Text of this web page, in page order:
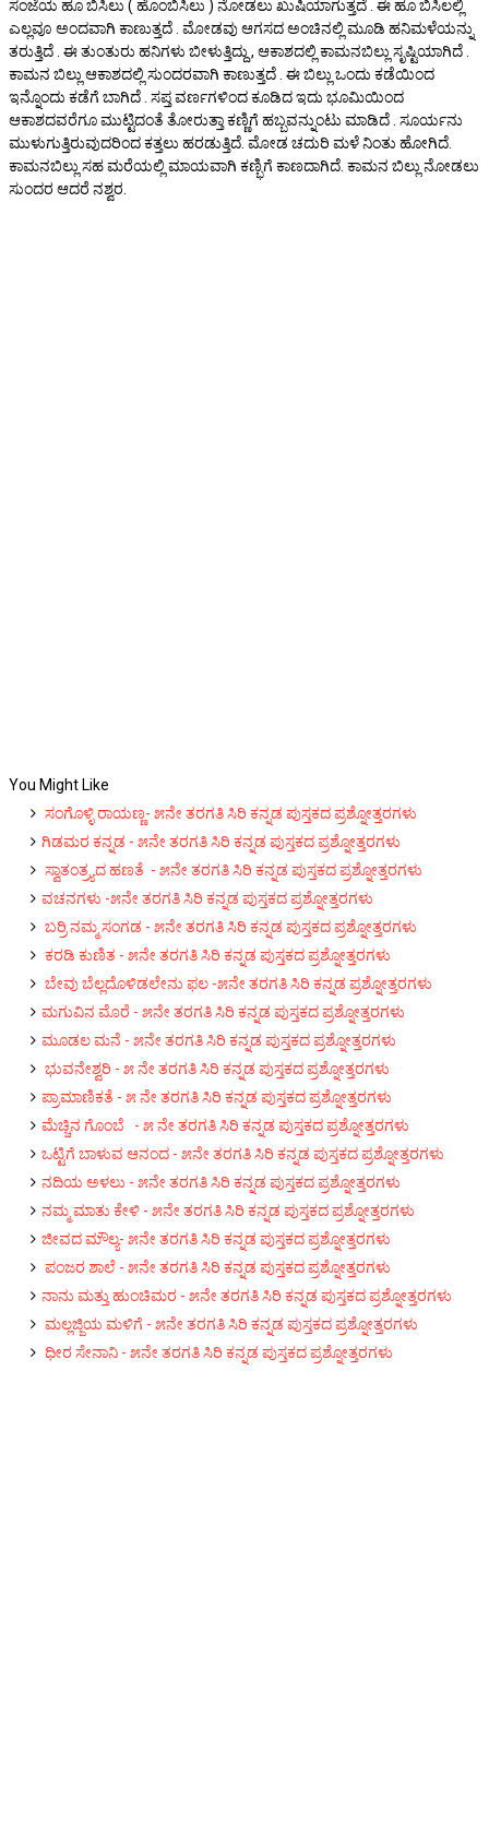
ಸಂಜೆಯ ಹೂ ಬಿಸಿಲು ( ಹೊಂಬಿಸಿಲು ) ನೋಡಲು ಖುಷಿಯಾಗುತ್ತದೆ . ಈ ಹೂ ಬಿಸಿಲಲ್ಲಿ
ಎಲ್ಲವೂ ಅಂದವಾಗಿ ಕಾಣುತ್ತದೆ . ಮೋಡವು ಆಗಸದ ಅಂಚಿನಲ್ಲಿ ಮೂಡಿ ಹನಿಮಳೆಯನ್ನು
ತರುತ್ತಿದೆ . ಈ ತುಂತುರು ಹನಿಗಳು ಬೀಳುತ್ತಿದ್ದು , ಆಕಾಶದಲ್ಲಿ ಕಾಮನಬಿಲ್ಲು ಸೃಷ್ಟಿಯಾಗಿದೆ .
ಕಾಮನ ಬಿಲ್ಲು ಆಕಾಶದಲ್ಲಿ ಸುಂದರವಾಗಿ ಕಾಣುತ್ತದೆ . ಈ ಬಿಲ್ಲು ಒಂದು ಕಡೆಯಿಂದ
ಇನ್ನೊಂದು ಕಡೆಗೆ ಬಾಗಿದೆ . ಸಪ್ತ ವರ್ಣಗಳಿಂದ ಕೂಡಿದ ಇದು ಭೂಮಿಯಿಂದ
ಆಕಾಶದವರೆಗೂ ಮುಟ್ಟಿದಂತೆ ತೋರುತ್ತಾ ಕಣ್ಣಿಗೆ ಹಬ್ಬವನ್ನುಂಟು ಮಾಡಿದೆ . ಸೂರ್ಯನು
ಮುಳುಗುತ್ತಿರುವುದರಿಂದ ಕತ್ತಲು ಹರಡುತ್ತಿದೆ. ಮೋಡ ಚದುರಿ ಮಳೆ ನಿಂತು ಹೋಗಿದೆ.
ಕಾಮನಬಿಲ್ಲು ಸಹ ಮರೆಯಲ್ಲಿ ಮಾಯವಾಗಿ ಕಣ್ಭಿಗೆ ಕಾಣದಾಗಿದೆ. ಕಾಮನ ಬಿಲ್ಲು ನೋಡಲು
ಸುಂದರ ಆದರೆ ನಶ್ವರ.
You Might Like
ಸಂಗೊಳ್ಳಿ ರಾಯಣ್ಣ- ೫ನೇ ತರಗತಿ ಸಿರಿ ಕನ್ನಡ ಪುಸ್ತಕದ ಪ್ರಶ್ನೋತ್ತರಗಳು
ಗಿಡಮರ ಕನ್ನಡ‌ - ೫ನೇ ತರಗತಿ ಸಿರಿ ಕನ್ನಡ ಪುಸ್ತಕದ ಪ್ರಶ್ನೋತ್ತರಗಳು
ಸ್ವಾತಂತ್ರ್ಯದ ಹಣತೆ - ೫ನೇ ತರಗತಿ ಸಿರಿ ಕನ್ನಡ ಪುಸ್ತಕದ ಪ್ರಶ್ನೋತ್ತರಗಳು
ವಚನಗಳು -೫ನೇ ತರಗತಿ ಸಿರಿ ಕನ್ನಡ ಪುಸ್ತಕದ ಪ್ರಶ್ನೋತ್ತರಗಳು
ಬರ್ರಿ ನಮ್ಮ ಸಂಗಡ - ೫ನೇ ತರಗತಿ ಸಿರಿ ಕನ್ನಡ ಪುಸ್ತಕದ ಪ್ರಶ್ನೋತ್ತರಗಳು
ಕರಡಿ ಕುಣಿತ - ೫ನೇ ತರಗತಿ ಸಿರಿ ಕನ್ನಡ ಪುಸ್ತಕದ ಪ್ರಶ್ನೋತ್ತರಗಳು
ಬೇವು ಬೆಲ್ಲದೊಳಿಡಲೇನು ಫಲ -೫ನೇ ತರಗತಿ ಸಿರಿ ಕನ್ನಡ ಪ್ರಶ್ನೋತ್ತರಗಳು
ಮಗುವಿನ ಮೊರೆ - ೫ನೇ ತರಗತಿ ಸಿರಿ ಕನ್ನಡ ಪುಸ್ತಕದ ಪ್ರಶ್ನೋತ್ತರಗಳು
ಮೂಡಲ ಮನೆ - ೫ನೇ ತರಗತಿ ಸಿರಿ ಕನ್ನಡ ಪುಸ್ತಕದ ಪ್ರಶ್ನೋತ್ತರಗಳು
ಭು‌ವನೇಶ್ವರಿ - ೫ ನೇ ತರಗತಿ ಸಿರಿ ಕನ್ನಡ ಪುಸ್ತಕದ ಪ್ರಶ್ನೋತ್ತರಗಳು
ಪ್ರಾಮಾಣಿಕತೆ - ೫ ನೇ ತರಗತಿ ಸಿರಿ ಕನ್ನಡ ಪುಸ್ತಕದ ಪ್ರಶ್ನೋತ್ತರಗಳು
ಮೆಚ್ಚಿನ ಗೊಂಬೆ - ೫ ನೇ ತರಗತಿ ಸಿರಿ ಕನ್ನಡ ಪುಸ್ತಕದ ಪ್ರಶ್ನೋತ್ತರಗಳು
ಒಟ್ಟಿಗೆ ಬಾಳುವ ಆನಂದ - ೫ನೇ ತರಗತಿ ಸಿರಿ ಕನ್ನಡ ಪುಸ್ತಕದ ಪ್ರಶ್ನೋತ್ತರಗಳು
ನದಿಯ ಅಳಲು - ೫ನೇ ತರಗತಿ ಸಿರಿ ಕನ್ನಡ ಪುಸ್ತಕದ ಪ್ರಶ್ನೋತ್ತರಗಳು
ನಮ್ಮ ಮಾತು ಕೇಳಿ - ೫ನೇ ತರಗತಿ ಸಿರಿ ಕನ್ನಡ ಪುಸ್ತಕದ ಪ್ರಶ್ನೋತ್ತರಗಳು
ಜೀವದ ಮೌಲ್ಯ- ೫ನೇ ತರಗತಿ ಸಿರಿ ಕನ್ನಡ ಪುಸ್ತಕದ ಪ್ರಶ್ನೋತ್ತರಗಳು
ಪಂಜರ ಶಾಲೆ - ೫ನೇ ತರಗತಿ ಸಿರಿ ಕನ್ನಡ ಪುಸ್ತಕದ ಪ್ರಶ್ನೋತ್ತರಗಳು
ನಾನು ಮತ್ತು ಹುಂಚಿಮರ - ೫ನೇ ತರಗತಿ ಸಿರಿ ಕನ್ನಡ ಪುಸ್ತಕದ ಪ್ರಶ್ನೋತ್ತರಗಳು
ಮಲ್ಲಜ್ಜಿಯ ಮಳಿಗೆ - ೫ನೇ ತರಗತಿ ಸಿರಿ ಕನ್ನಡ ಪುಸ್ತಕದ ಪ್ರಶ್ನೋತ್ತರಗಳು
ಧೀರ ಸೇನಾನಿ - ೫ನೇ ತರಗತಿ ಸಿರಿ ಕನ್ನಡ ಪುಸ್ತಕದ ಪ್ರಶ್ನೋತ್ತರಗಳು